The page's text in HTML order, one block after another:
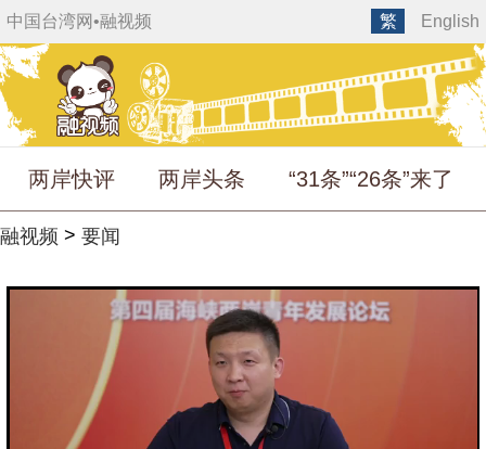
中国台湾网•融视频 English
繁
两岸快评 两岸头条 “31条”“26条”来了
融视频 > 要闻